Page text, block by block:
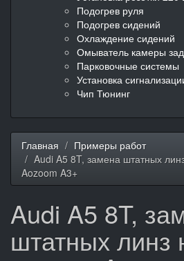
Подогрев руля
Подогрев сидений
Охлаждение сидений
Омыватель камеры
Парковочные системы
Установка
Чип Тюнинг
Главная
Примеры работ
Audi A5 8T, замена штатных
Aozoom A3+
Audi A5 8T,
штатных линз